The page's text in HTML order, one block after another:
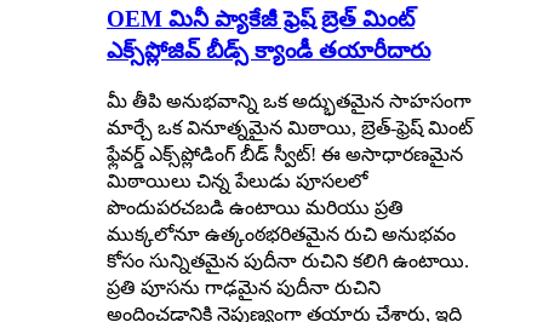
OEM మినీ ప్యాకేజీ ఫ్రెష్ బ్రెత్ మింట్
ఎక్స్‌ప్లోజివ్ బీడ్స్ క్యాండీ తయారీదారు
మీ తీపి అనుభవాన్ని ఒక అద్భుతమైన సాహసంగా
మార్చే ఒక వినూత్నమైన మిఠాయి, బ్రెత్-ఫ్రెష్ మింట్
ఫ్లేవర్డ్ ఎక్స్‌ప్లోడింగ్ బీడ్ స్వీట్! ఈ అసాధారణమైన
మిఠాయిలు చిన్న పేలుడు పూసలలో
పొందుపరచబడి ఉంటాయి మరియు ప్రతి
ముక్కలోనూ ఉత్కంఠభరితమైన రుచి అనుభవం
కోసం సున్నితమైన పుదీనా రుచిని కలిగి ఉంటాయి.
ప్రతి పూసను గాఢమైన పుదీనా రుచిని
అందించడానికి నైపుణ్యంగా తయారు చేశారు, ఇది